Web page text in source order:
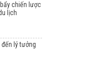
chiến lược
lịch
đến lý tưởng